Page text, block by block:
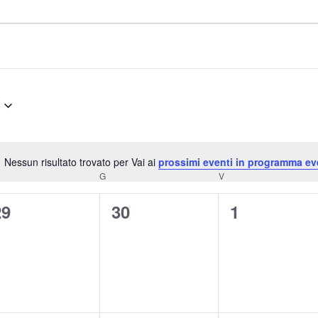
Notice
Nessun risultato trovato per Vai ai prossimi eventi in programma
G V
0
30
0
1